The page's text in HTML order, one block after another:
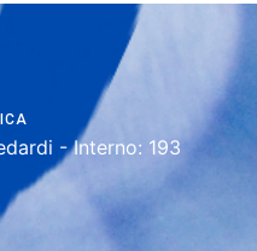
- Interno: 193